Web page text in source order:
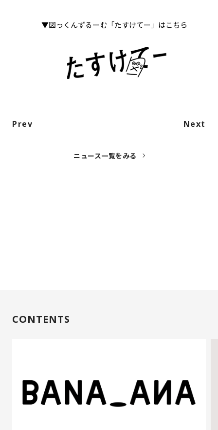
▼図っくんずるーむ「たすけてー」はこちら
Prev Next
ニュース一覧をみる
CONTENTS